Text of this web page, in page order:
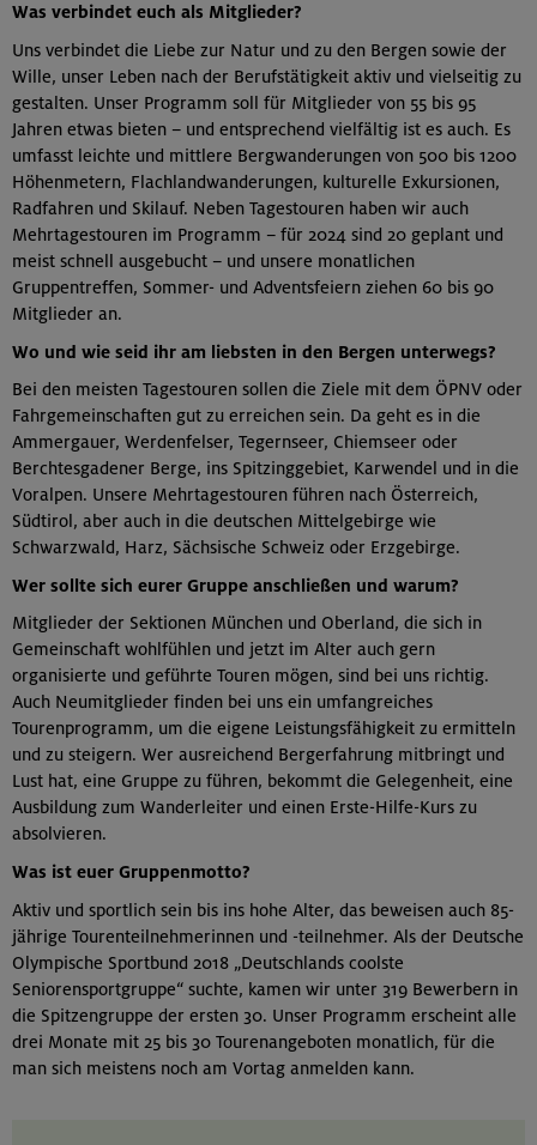
Was verbindet euch als Mitglieder?
Uns verbindet die Liebe zur Natur und zu den Bergen sowie der
Wille, unser Leben nach der Berufstätigkeit aktiv und vielseitig zu
gestalten. Unser Programm soll für Mitglieder von 55 bis 95
Jahren etwas bieten – und entsprechend vielfältig ist es auch. Es
umfasst leichte und mittlere Bergwanderungen von 500 bis 1200
Höhenmetern, Flachlandwanderungen, kulturelle Exkursionen,
Radfahren und Skilauf. Neben Tagestouren haben wir auch
Mehrtagestouren im Programm – für 2024 sind 20 geplant und
meist schnell ausgebucht – und unsere monatlichen
Gruppentreffen, Sommer- und Adventsfeiern ziehen 60 bis 90
Mitglieder an.
Wo und wie seid ihr am liebsten in den Bergen unterwegs?
Bei den meisten Tagestouren sollen die Ziele mit dem ÖPNV oder
Fahrgemeinschaften gut zu erreichen sein. Da geht es in die
Ammergauer, Werdenfelser, Tegernseer, Chiemseer oder
Berchtesgadener Berge, ins Spitzinggebiet, Karwendel und in die
Voralpen. Unsere Mehrtagestouren führen nach Österreich,
Südtirol, aber auch in die deutschen Mittelgebirge wie
Schwarzwald, Harz, Sächsische Schweiz oder Erzgebirge.
Wer sollte sich eurer Gruppe anschließen und warum?
Mitglieder der Sektionen München und Oberland, die sich in
Gemeinschaft wohlfühlen und jetzt im Alter auch gern
organisierte und geführte Touren mögen, sind bei uns richtig.
Auch Neumitglieder finden bei uns ein umfangreiches
Tourenprogramm, um die eigene Leistungsfähigkeit zu ermitteln
und zu steigern. Wer ausreichend Bergerfahrung mitbringt und
Lust hat, eine Gruppe zu führen, bekommt die Gelegenheit, eine
Ausbildung zum Wanderleiter und einen Erste-Hilfe-Kurs zu
absolvieren.
Was ist euer Gruppenmotto?
Aktiv und sportlich sein bis ins hohe Alter, das beweisen auch 85-
jährige Tourenteilnehmerinnen und -teilnehmer. Als der Deutsche
Olympische Sportbund 2018 „Deutschlands coolste
Seniorensportgruppe“ suchte, kamen wir unter 319 Bewerbern in
die Spitzengruppe der ersten 30. Unser Programm erscheint alle
drei Monate mit 25 bis 30 Tourenangeboten monatlich, für die
man sich meistens noch am Vortag anmelden kann.